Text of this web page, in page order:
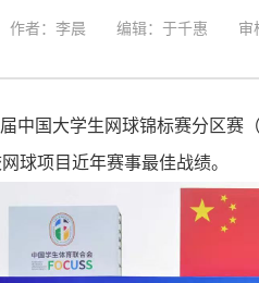
作者：李晨 编辑：于千惠 审
中国大学生网球锦标赛分区
球项目近年赛事最佳战绩。